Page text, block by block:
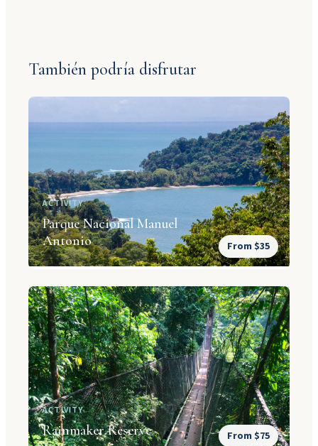
También podría disfrutar
ACTIVITY
Parque Nacional Manuel
Antonio
From $35
ACTIVITY
Rainmaker Reserve From $75